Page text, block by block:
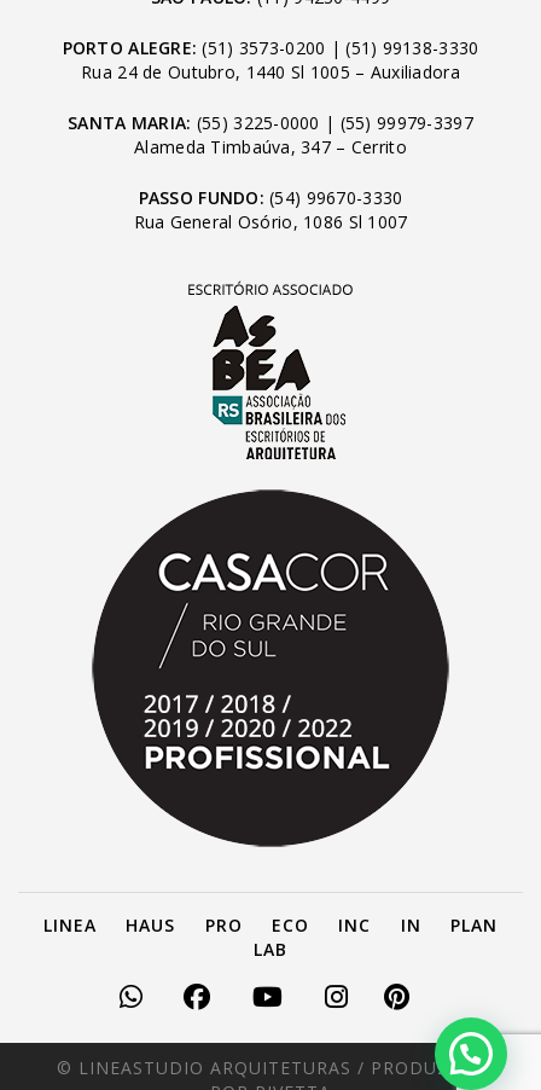
PORTO ALEGRE: (51) 3573-0200 |(51) 99138-3330
Rua 24 de Outubro, 1440 Sl 1005 – Auxiliadora
SANTA MARIA: (55) 3225-0000 | (55) 99979-3397
Alameda Timbaúva, 347 – Cerrito
PASSO FUNDO: (54) 99670-3330
Rua General Osório, 1086 Sl 1007
LINEA HAUS PRO ECO INC IN
PLAN
LAB
© LINEASTUDIO ARQUITETURAS / PRODUZIDO